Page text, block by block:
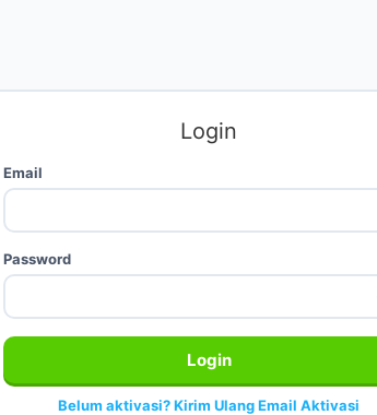
Login
Email
Password
Login
Belum aktivasi? Kirim Ulang Email Aktivasi